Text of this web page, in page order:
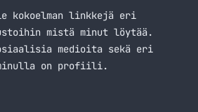
kokoelman linkkejä eri
mistä minut löytää.
medioita sekä eri
on profiili.